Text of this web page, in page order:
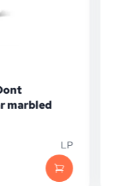
marbled
LP